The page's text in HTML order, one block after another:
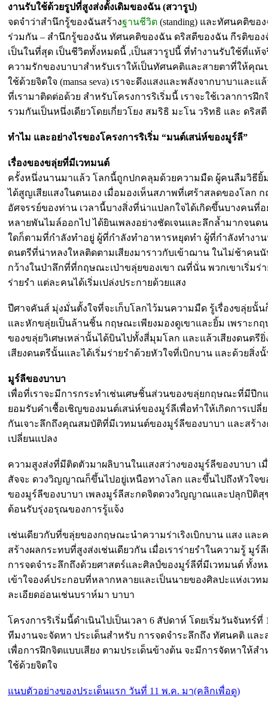
งานรับใช้ด้วยรูปที่สูงส่งดั้งเดิมของฉัน (สวารูป)
จดจำว่าสำนึกรู้ของฉันสร้างฐานชีวิต (standing) และทัศนคติข
ร่วมกัน – สำนึกรู้ของฉัน ทัศนคติของฉัน ดริสตีของฉัน กีรติขอ
เป็นในที่สุด เป็นชีวิตทั้งหมดนี้ ,เป็นสวารูปนี้ ที่ทำงานรับใช้ที่แท้จริ
ความรักของบาบาสำหรับเราให้เป็นทัศนคติและสายตาที่ให้คุ
ใช้ด้วยจิตใจ (mansa seva) เราจะดึงแสงและพลังจากบาบา
ที่เรามาติดต่อด้วย สำหรับโครงการริเริ่มนี้ เราจะใช้เวลาการ
รวมกันเป็นหนึ่งเดียวโดยเกี่ยวโยง สมริธิ มะโน วริทธิ และ ดริ
ทำไม และอย่างไรของโครงการริเริ่ม “มนต์เสน่ห์ของมูร์ลี”
เรื่องของขลุ่ยที่มีเวทมนต์
ครั้งหนึ่งนานมาแล้ว โลกนี้ถูกปกคลุมด้วยความมืด ผู้คนลืมวิธี
ได้สูญเสียแสงในตนเอง เมื่อมองเห็นสภาพที่เศร้าสลดของโล
อัศจรรย์ของท่าน เวลานี้บางสิ่งที่น่าแปลกใจได้เกิดขึ้นบางคน
หลายพันไมล์ออกไป ได้ยินเพลงอย่างชัดเจนและลึกล้ำมากจน
ใดก็ตามที่กำลังทำอยู่ ผู้ที่กำลังทำอาหารหยุดทำ ผู้ที่กำลังทำงา
ดนตรีที่น่าหลงใหลติดตามเสียงมาราวกับเข้าฌาน ในไม่ช้าคน
กว้างในป่าลึกที่ที่กฤษณะเป่าขลุ่ยของเขา ณที่นั่น พวกเขาเริ่ม
ร่ายรำ แต่ละคนได้เริ่มเปล่งประกายด้วยแสง
ปีศาจคันส์ มุ่งมั่นตั้งใจที่จะเก็บโลกไว้มนความมืด รู้เรื่องขลุ่ยนั้
และหักขลุ่ยเป็นล้านชิ้น กฤษณะเพียงมองดูเขาและยิ้ม เพราะ
ของขลุ่ยวิเศษเหล่านั้นได้บินไปทั้งสี่มุมโลก และแล้วเสียงดนต
เสียงดนตรีนั้นและได้เริ่มร่ายรำด้วยหัวใจที่เบิกบาน และด้วยสิ่
มูร์ลีของบาบา
เพื่อที่เราจะมีการกระทำเช่นเศษชิ้นส่วนของขลุ่ยกฤษณะที่มีปี
ยอมรับคำเชื้อเชิญของมนต์เสน่ห์ของมูร์ลีเพื่อทำให้เกิดการเป
กันเจาะลึกถึงคุณสมบัติที่มีเวทมนต์ของมูร์ลีของบาบา และสร้
เปลี่ยนแปลง
ความสูงส่งที่มีติดตัวมาผลิบานในแสงสว่างของมูร์ลีของบาบา
สัจจะ ดวงวิญญาณก็ขึ้นไปอยู่เหนือทางโลก และขึ้นไปถึงหัวใจ
ของมูร์ลีของบาบา เพลงมูร์ลีสะกดจิตดวงวิญญาณและปลุกปิติ
ต้อนรับรุ่งอรุณของการรู้แจ้ง
เช่นเดียวกับที่ขลุ่ยของกฤษณะนำความร่าเริงเบิกบาน แสง แล
สร้างผลกระทบที่สูงส่งเช่นเดียวกัน เมื่อเราร่ายรำในความรู้ มู
การจดจำระลึกถึงด้วยศาสตร์และศิลป์ของมูร์ลีที่มีเวทมนต์ ทั้ง
เข้าใจองค์ประกอบที่หลากหลายและเป็นนายของศิลปะแห่งเว
ละเอียดอ่อนเช่นบราห์มา บาบา
โครงการริเริ่มนี้ดำเนินไปเป็นเวลา 6 สัปดาห์ โดยเริ่มวันจันท
ทีมงานจะจัดหา ประเด็นสำหรับ การจดจำระลึกถึง ทัศนคติ แ
เพื่อการฝึกจิตแบบเสียง ตามประเด็นข้างต้น จะมีการจัดหาให้
ใช้ด้วยจิตใจ
แนบตัวอย่างของประเด็นแรก วันที่ 11 พ.ค. มา(คลิกเพื่อดู)